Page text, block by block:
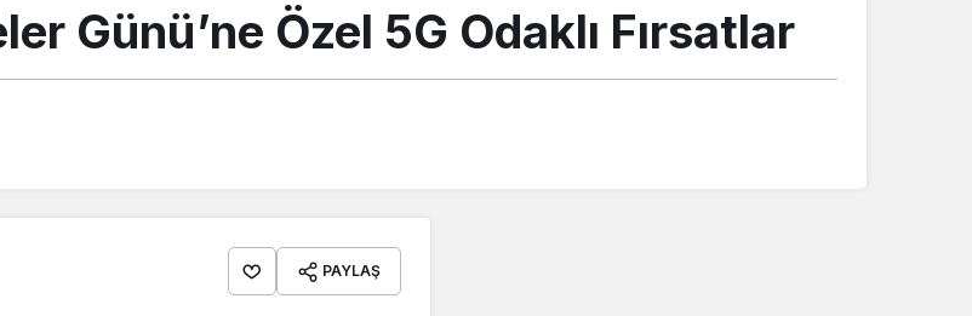
Günü’ne Özel 5G Odaklı Fırsatlar
PAYLAŞ